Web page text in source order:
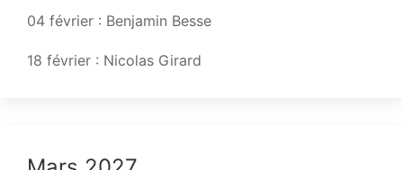
04 février : Benjamin Besse
18 février : Nicolas Girard